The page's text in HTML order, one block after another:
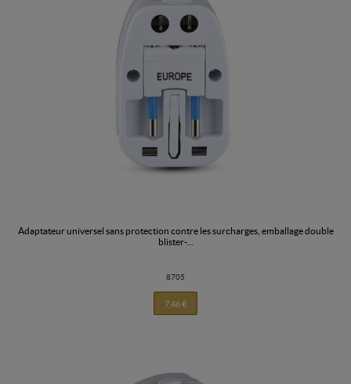
adaptateur universel sans protection contre les surcharges, emballage double
blister-...
8705
7,46 €